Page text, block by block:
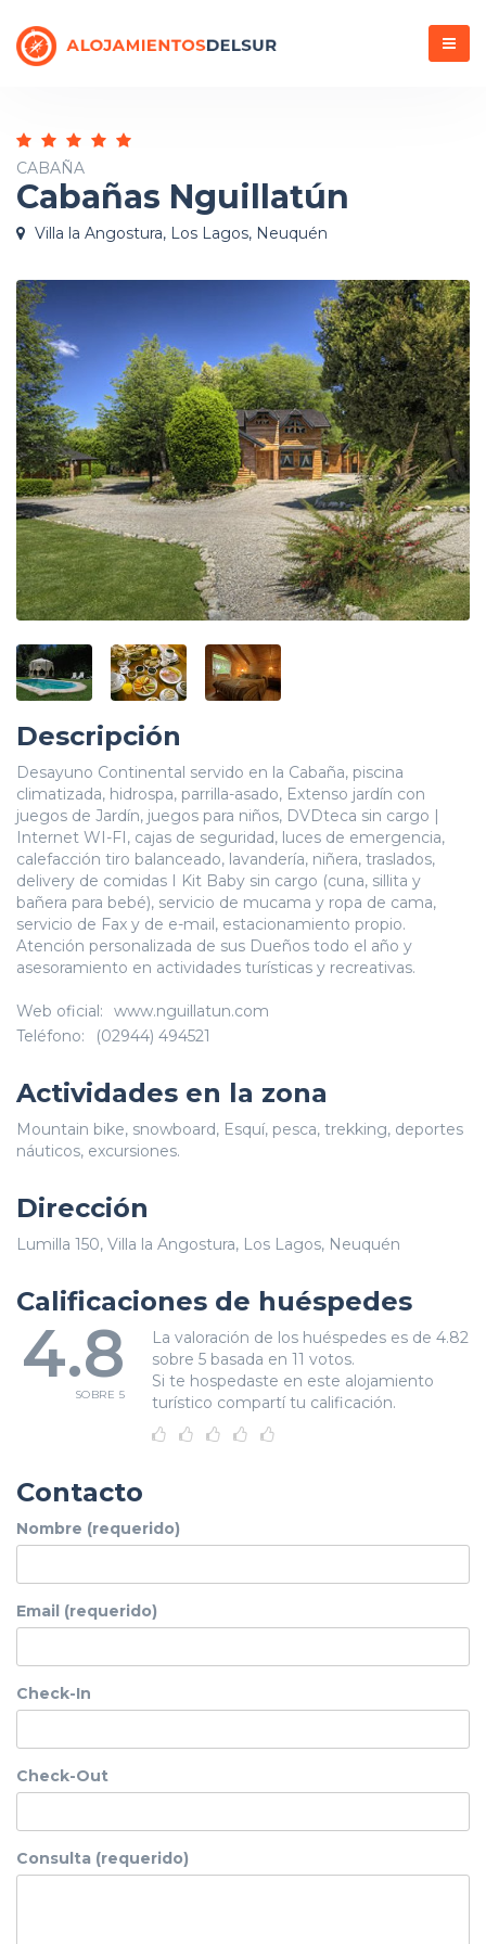
Menú
CABAÑA
Cabañas Nguillatún
Villa la Angostura, Los Lagos, Neuquén
Descripción
Desayuno Continental servido en la Cabaña, piscina
climatizada, hidrospa, parrilla-asado, Extenso jardín con
juegos de Jardín, juegos para niños, DVDteca sin cargo |
Internet WI-FI, cajas de seguridad, luces de emergencia,
calefacción tiro balanceado, lavandería, niñera, traslados,
delivery de comidas I Kit Baby sin cargo (cuna, sillita y
bañera para bebé), servicio de mucama y ropa de cama,
servicio de Fax y de e-mail, estacionamiento propio.
Atención personalizada de sus Dueños todo el año y
asesoramiento en actividades turísticas y recreativas.
Web oficial:
www.nguillatun.com
Teléfono:
(02944) 494521
Actividades en la zona
Mountain bike, snowboard, Esquí, pesca, trekking, deportes
náuticos, excursiones.
Dirección
Lumilla 150, Villa la Angostura, Los Lagos, Neuquén
Calificaciones de huéspedes
4.8
SOBRE 5
La valoración de los huéspedes es de 4.82
sobre 5 basada en 11 votos.
Si te hospedaste en este alojamiento
turístico compartí tu calificación.
Contacto
Nombre (requerido)
Email (requerido)
Check-In
Check-Out
Consulta (requerido)